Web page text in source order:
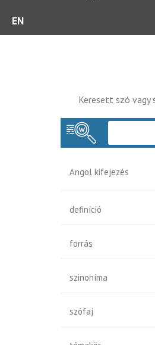
EN
Keresett szó vagy
Angol kifejezés
definíció
forrás
szinoníma
szófaj